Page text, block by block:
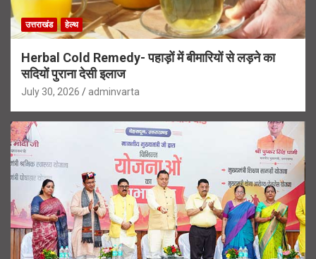
उत्तराखंड हेल्थ
Herbal Cold Remedy- पहाड़ों में बीमारियों से लड़ने का
सदियों पुराना देसी इलाज
July 30, 2026 adminvarta